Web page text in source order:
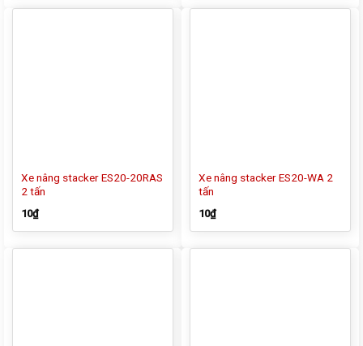
Xe nâng stacker ES20-20RAS
2 tấn
10₫
Xe nâng stacker ES20-WA 2
tấn
10₫